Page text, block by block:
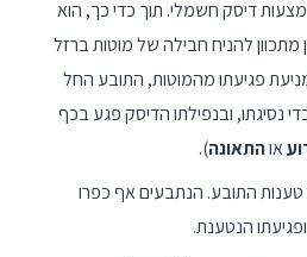
דיסק חשמלי. תוך כדי כך, הוא
מתכוון להניח חבילה של מוטות ברזל
פגיעתו מהמוטות, התובע החל
נסיגתו, ובנפילתו הדיסק פגע בכף
אוהתאונה).
טענות התובע. הנתבעים אף כפרו
הנטענת.